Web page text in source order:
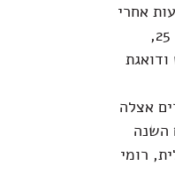
אחרי
ניתוח קשוח בגיל 25,
אצלה
השנה
רומי